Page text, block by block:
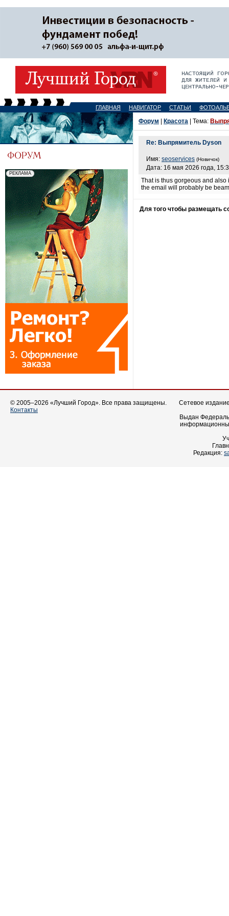
ГЛАВНАЯ НАВИГАТОР СТАТЬИ
Форум Красота | Тема:
Re: Выпрямитель Dyson
Имя: seoservices (Новичок)
Дата: 16 мая 2026 года,
That is thus gorgeous and
the email will probably be
Для того чтобы размещать
© 2005–2026 «Лучший Город». Все права защищены.
Контакты
Сетевое
Выдан
Редакция: